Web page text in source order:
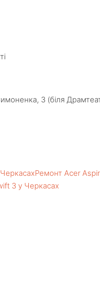
3 (біля
Ремонт Acer
3 у Черкасах